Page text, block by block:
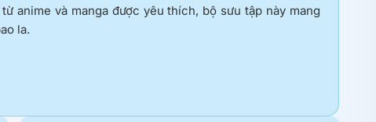
anime và manga được yêu thích, bộ sưu tập này mang
la.